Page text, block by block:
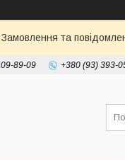
Замовлення та
89-09 +380 (93) 393-